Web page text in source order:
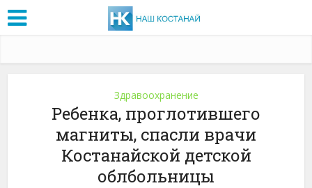
Здравоохранение
Ребенка, проглотившего
магниты, спасли врачи
Костанайской детской
облбольницы